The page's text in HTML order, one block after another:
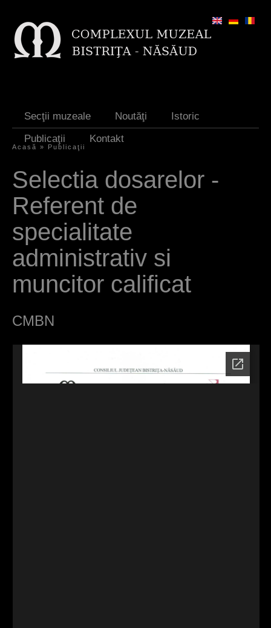
Secţii muzeale Noutăţi
Istoric
Publicaţii
Kontakt
i
e
s
i
n
d
i
e
Acasă » Publicaţii
Selectia dosarelor -
Referent de
specialitate
administrativ si
muncitor calificat
CMBN